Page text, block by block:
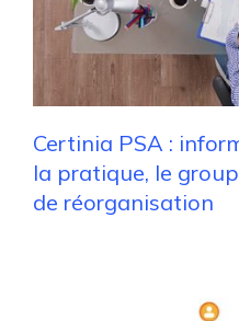
Certinia PSA :
la pratique, le
de réorganisation